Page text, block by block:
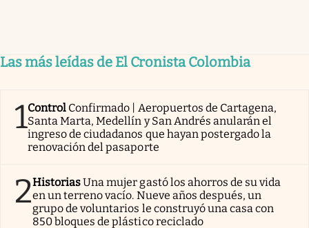
Las más leídas de El Cronista Colombia
1Control Confirmado | Aeropuertos de Cartagena,
Santa Marta, Medellín y San Andrés anularán el
ingreso de ciudadanos que hayan postergado la
renovación del pasaporte
2HistoriasUna mujer gastó los ahorros de su vida
en un terreno vacío. Nueve años después, un
grupo de voluntarios le construyó una casa con
850 bloques de plástico reciclado